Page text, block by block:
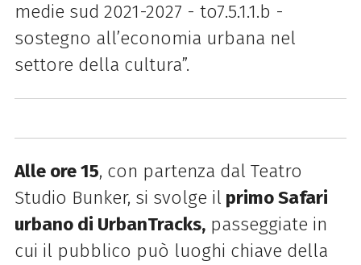
medie sud 2021-2027 - to7.5.1.1.b -
sostegno all’economia urbana nel
settore della cultura”.
Alle ore 15, con partenza dal Teatro
Studio Bunker, si svolge il primo Safari
urbano di UrbanTracks,passeggiate in
cui il pubblico può luoghi chiave della